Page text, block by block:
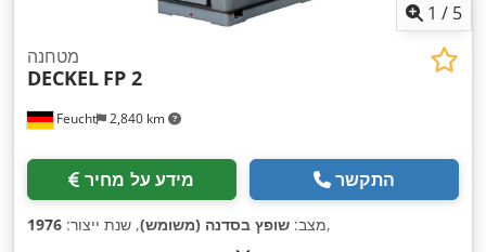
1 / 5
Feucht 2,840 km
מטחנה
DECKEL FP 2
מידע על מחיר התקשר
מצב: שופץ בסדנה (משומש), שנת ייצור: 1976 ,